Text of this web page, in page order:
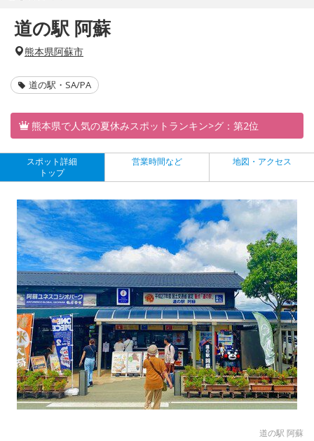
道の駅 阿蘇
熊本県阿蘇市
道の駅・SA/PA
熊本県で人気の夏休みスポットランキン>グ：第2位
スポット詳細
トップ
営業時間など 地図・アクセス
道の駅 阿蘇